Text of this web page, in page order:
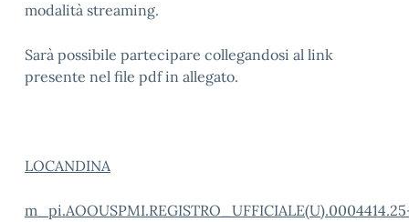
modalità streaming.
Sarà possibile partecipare collegandosi al link
presente nel file pdf in allegato.
LOCANDINA